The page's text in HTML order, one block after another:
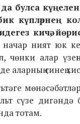
булса
күпләрнең
кичә,
ният юк
чөнки алар
синең
сүзе
тотам.